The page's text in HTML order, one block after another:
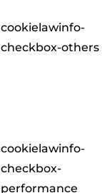
cookielawinfo-
checkbox-others
cookielawinfo-
checkbox-
performance